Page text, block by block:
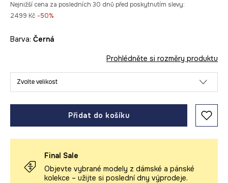
Nejnižší cena za posledních 30 dnů před poskytnutím slevy:
2499 Kč -50%
Barva: černá
Prohlédněte si rozměry produktu
Zvolte velikost
Přidat do košíku
Final Sale
Objevte vybrané modely z dámské a pánské
kolekce – užijte si poslední dny výprodeje.